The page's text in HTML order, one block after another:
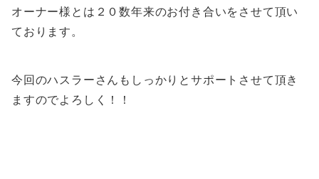
オーナー様とは２０数年来のお付き合いをさせて頂い
ております。
今回のハスラーさんもしっかりとサポートさせて頂き
ますのでよろしく！！